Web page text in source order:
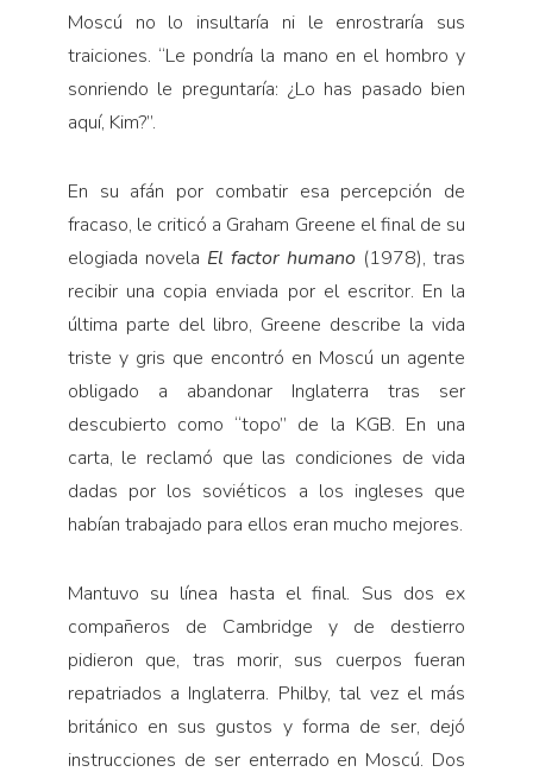
Moscú no lo insultaría ni le enrostraría sus
traiciones. “Le pondría la mano en el hombro y
sonriendo le preguntaría: ¿Lo has pasado bien
aquí, Kim?”.
En su afán por combatir esa percepción de
fracaso, le criticó a Graham Greene el final de su
elogiada novela El factor humano (1978), tras
recibir una copia enviada por el escritor. En la
última parte del libro, Greene describe la vida
triste y gris que encontró en Moscú un agente
obligado a abandonar Inglaterra tras ser
descubierto como “topo” de la KGB. En una
carta, le reclamó que las condiciones de vida
dadas por los soviéticos a los ingleses que
habían trabajado para ellos eran mucho mejores.
Mantuvo su línea hasta el final. Sus dos ex
compañeros de Cambridge y de destierro
pidieron que, tras morir, sus cuerpos fueran
repatriados a Inglaterra. Philby, tal vez el más
británico en sus gustos y forma de ser, dejó
instrucciones de ser enterrado en Moscú. Dos